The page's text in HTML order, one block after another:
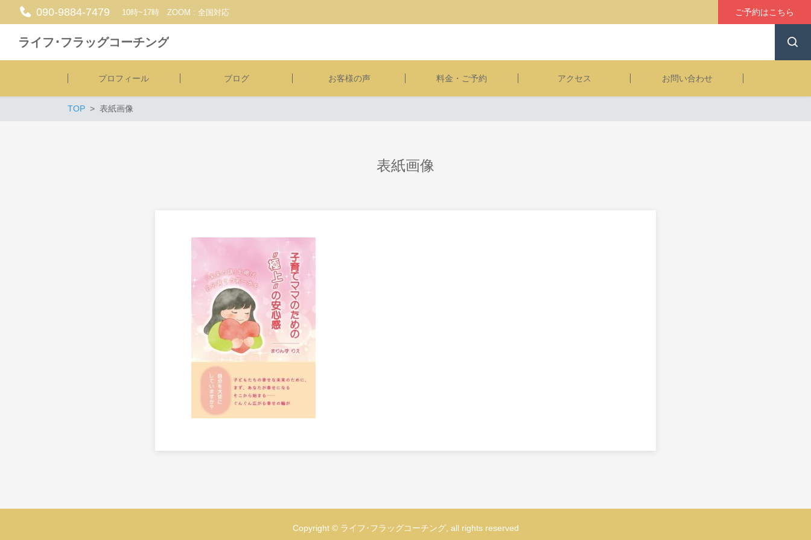
090-9884-7479 10時~17時 ZOOM : 全国対応 ご予約はこちら
ライフ･フラッグコーチング
プロフィール ブログ お客様の声 料金・ご予約 アクセス お問い合わせ
TOP 表紙画像
表紙画像
Copyright © ライフ･フラッグコーチング, all rights reserved